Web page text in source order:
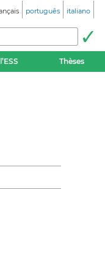
português italiano
Thèses